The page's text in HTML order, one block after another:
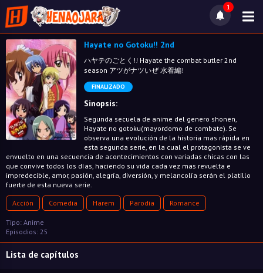
1
Hayate no Gotoku!! 2nd
ハヤテのごとく!! Hayate the combat butler 2nd
season アツがナツいぜ 水着編!
FINALIZADO
Sinopsis:
Segunda secuela de anime del genero shonen,
Hayate no gotoku(mayordomo de combate). Se
observa una evolución de la historia mas rápida en
esta segunda serie, en la cual el protagonista se ve
envuelto en una secuencia de acontecimientos con variadas chicas con las
que convive todos los días, haciendo su vida cada vez mas revuelta e
impredecible, amor, pasión, alegría, diversión, y melancolía serán el platillo
fuerte de esta nueva serie.
Acción Comedia Harem Parodia Romance
Tipo: Anime
Episodios: 25
Lista de capítulos